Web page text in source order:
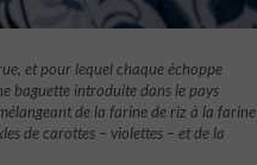
et pour lequel chaque échoppe
baguette introduite dans le pays
de la farine de riz à la farine
de carottes – violettes – et de la